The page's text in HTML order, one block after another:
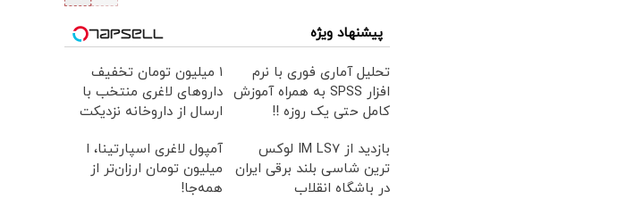
پیشنهاد ویژه
تحلیل آماری فوری با نرم
افزار SPSS به همراه آموزش
کامل حتی یک روزه !!
۱ میلیون تومان تخفیف
داروهای لاغری منتخب با
ارسال از داروخانه نزدیکت
بازدید از IM LS7 لوکس
ترین شاسی بلند برقی ایران
در باشگاه انقلاب
آمپول لاغری اسپارتینا، ا
میلیون تومان ارزان‌تر از
همه‌جا!